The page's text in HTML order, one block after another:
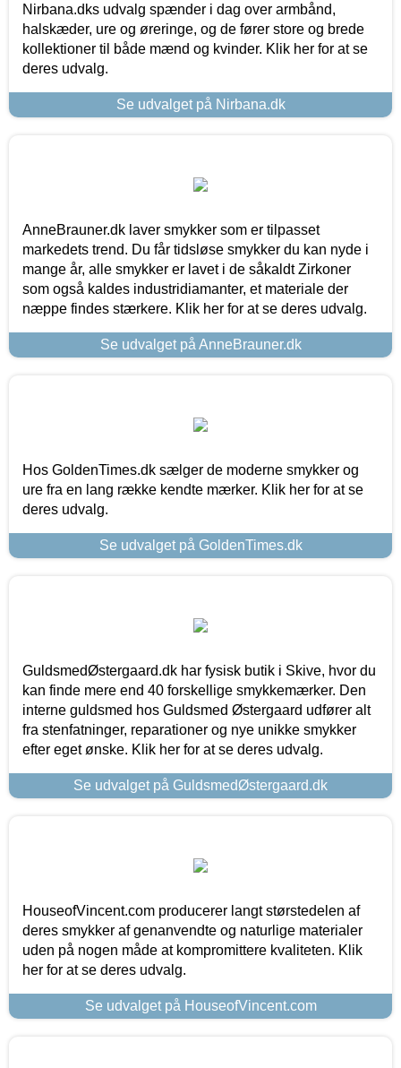
Nirbana.dks udvalg spænder i dag over armbånd,
halskæder, ure og øreringe, og de fører store og brede
kollektioner til både mænd og kvinder. Klik her for at se
deres udvalg.
Se udvalget på Nirbana.dk
AnneBrauner.dk laver smykker som er tilpasset
markedets trend. Du får tidsløse smykker du kan nyde i
mange år, alle smykker er lavet i de såkaldt Zirkoner
som også kaldes industridiamanter, et materiale der
næppe findes stærkere. Klik her for at se deres udvalg.
Se udvalget på AnneBrauner.dk
Hos GoldenTimes.dk sælger de moderne smykker og
ure fra en lang række kendte mærker. Klik her for at se
deres udvalg.
Se udvalget på GoldenTimes.dk
GuldsmedØstergaard.dk har fysisk butik i Skive, hvor du
kan finde mere end 40 forskellige smykkemærker. Den
interne guldsmed hos Guldsmed Østergaard udfører alt
fra stenfatninger, reparationer og nye unikke smykker
efter eget ønske. Klik her for at se deres udvalg.
Se udvalget på GuldsmedØstergaard.dk
HouseofVincent.com producerer langt størstedelen af
deres smykker af genanvendte og naturlige materialer
uden på nogen måde at kompromittere kvaliteten. Klik
her for at se deres udvalg.
Se udvalget på HouseofVincent.com